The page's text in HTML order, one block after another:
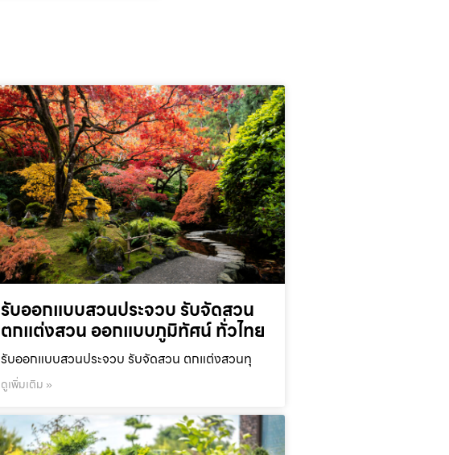
รับออกแบบสวนประจวบ รับจัดสวน
ตกแต่งสวน ออกแบบภูมิทัศน์ ทั่วไทย
รับออกแบบสวนประจวบ รับจัดสวน ตกแต่งสวนทุ
ดูเพิ่มเติม »